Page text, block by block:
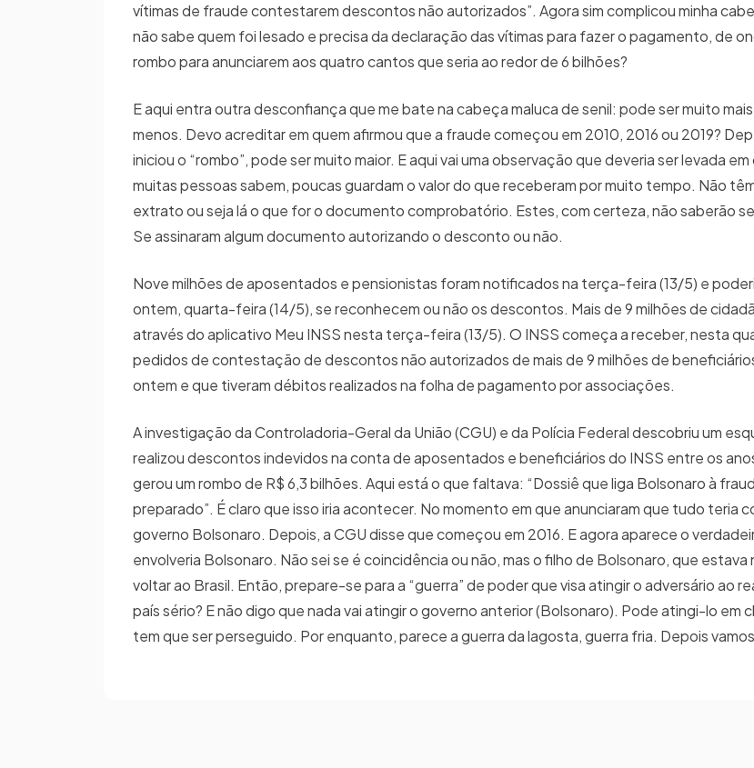
vítimas de fraude contestarem descontos não autorizados”. Agora sim complicou minha
não sabe quem foi lesado e precisa da declaração das vítimas para fazer o pagamento, de
rombo para anunciarem aos quatro cantos que seria ao redor de 6 bilhões?
E aqui entra outra desconfiança que me bate na cabeça maluca de senil: pode ser muito
menos. Devo acreditar em quem afirmou que a fraude começou em 2010, 2016 ou 2019?
iniciou o “rombo”, pode ser muito maior. E aqui vai uma observação que deveria ser levada
muitas pessoas sabem, poucas guardam o valor do que receberam por muito tempo. Não
extrato ou seja lá o que for o documento comprobatório. Estes, com certeza, não saberão
Se assinaram algum documento autorizando o desconto ou não.
Nove milhões de aposentados e pensionistas foram notificados na terça-feira (13/5) e
ontem, quarta-feira (14/5), se reconhecem ou não os descontos. Mais de 9 milhões de
através do aplicativo Meu INSS nesta terça-feira (13/5). O INSS começa a receber, nesta
pedidos de contestação de descontos não autorizados de mais de 9 milhões de
ontem e que tiveram débitos realizados na folha de pagamento por associações.
A investigação da Controladoria-Geral da União (CGU) e da Polícia Federal descobriu um
realizou descontos indevidos na conta de aposentados e beneficiários do INSS entre os
gerou um rombo de R$ 6,3 bilhões. Aqui está o que faltava: “Dossiê que liga Bolsonaro à
preparado”. É claro que isso iria acontecer. No momento em que anunciaram que tudo teria
governo Bolsonaro. Depois, a CGU disse que começou em 2016. E agora aparece o
envolveria Bolsonaro. Não sei se é coincidência ou não, mas o filho de Bolsonaro, que estava
voltar ao Brasil. Então, prepare-se para a “guerra” de poder que visa atingir o adversário ao
país sério? E não digo que nada vai atingir o governo anterior (Bolsonaro). Pode atingi-lo em
tem que ser perseguido. Por enquanto, parece a guerra da lagosta, guerra fria. Depois